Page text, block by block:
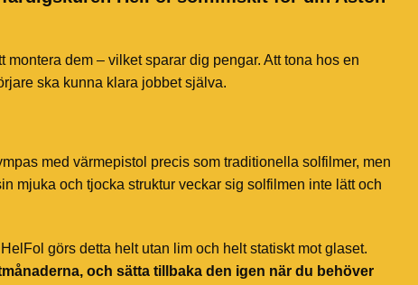
montera dem – vilket sparar dig pengar. Att tona hos en
ska kunna klara jobbet själva.
med värmepistol precis som traditionella solfilmer, men
mjuka och tjocka struktur veckar sig solfilmen inte lätt och
görs detta helt utan lim och helt statiskt mot glaset.
och sätta tillbaka den igen när du behöver